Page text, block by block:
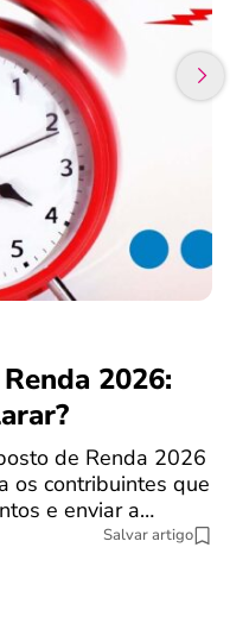
2026:
de Renda 2026
os contribuintes que
e enviar a…
Salvar artigo